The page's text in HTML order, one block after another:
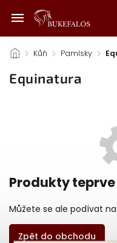
/ Kůň / Pamlsky /
Equinatura
Produkty
Můžete se ale podívat
Zpět do obchodu